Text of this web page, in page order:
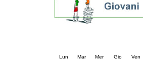
Lun Mar Mer Gio Ven